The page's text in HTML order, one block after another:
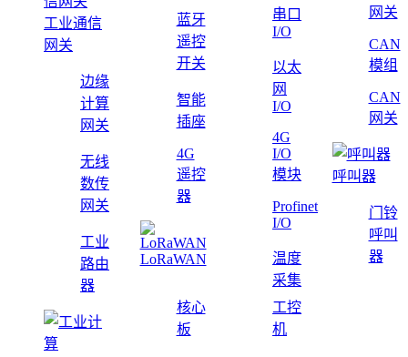
工业通信
网关
边缘
计算
网关
无线
数传
网关
工业
路由
器
蓝牙
遥控
开关
智能
插座
4G
遥控
器
LoRaWAN
串口
I/O
以太
网
I/O
4G
I/O
模块
Profinet
I/O
温度
采集
网关
CAN
模组
CAN
网关
呼叫器
门铃
呼叫
器
核心
板
工控
机